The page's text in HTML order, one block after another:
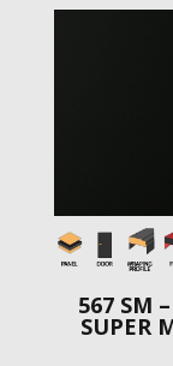
567 SM
SUPER